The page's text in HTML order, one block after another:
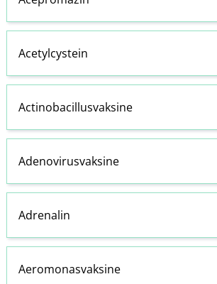
Acetylcystein
Actinobacillusvaksine
Adenovirusvaksine
Adrenalin
Aeromonasvaksine